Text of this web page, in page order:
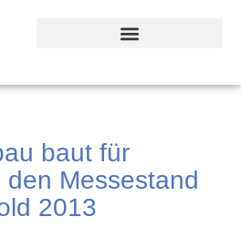
baut für
den Messestand
2013